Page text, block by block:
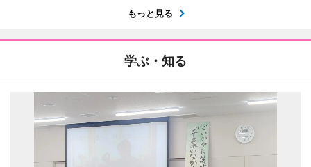
もっと見る
学ぶ・知る